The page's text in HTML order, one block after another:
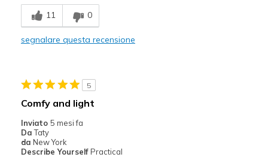
Difetti
Need Break In
Poor Cushioning
Casual Wear
Sizing
View On Shoes
Shoes are for Wearing
11 0
segnalare questa recensione
5
Comfy and light
Inviato 5 mesi fa
Da Taty
da New York
Describe Yourself Practical